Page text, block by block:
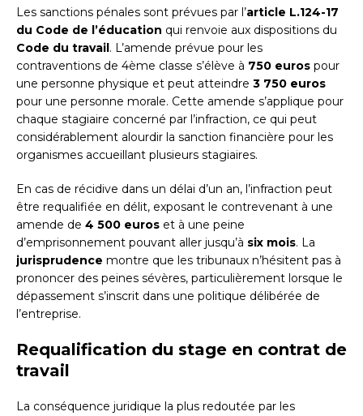
Les sanctions pénales sont prévues par l’article L.124-17
du Code de l’éducation qui renvoie aux dispositions du
Code du travail. L’amende prévue pour les
contraventions de 4ème classe s’élève à 750 euros pour
une personne physique et peut atteindre 3 750 euros
pour une personne morale. Cette amende s’applique pour
chaque stagiaire concerné par l’infraction, ce qui peut
considérablement alourdir la sanction financière pour les
organismes accueillant plusieurs stagiaires.
En cas de récidive dans un délai d’un an, l’infraction peut
être requalifiée en délit, exposant le contrevenant à une
amende de 4 500 euros et à une peine
d’emprisonnement pouvant aller jusqu’à six mois. La
jurisprudence montre que les tribunaux n’hésitent pas à
prononcer des peines sévères, particulièrement lorsque le
dépassement s’inscrit dans une politique délibérée de
l’entreprise.
Requalification du stage en contrat de
travail
La conséquence juridique la plus redoutée par les